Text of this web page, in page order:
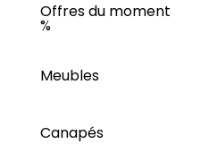
Offres du moment
%
Meubles
Canapés